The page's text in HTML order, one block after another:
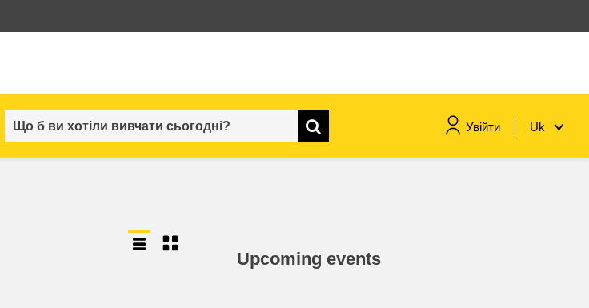
Увійти Uk
продуктів та продовольча
харчування, здоров'я та
Upcoming events